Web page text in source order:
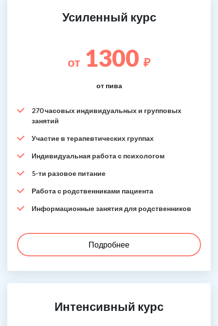
Усиленный курс
от 1300 ₽
от пива
270 часовых индивидуальных и групповых
занятий
Участие в терапевтических группах
Индивидуальная работа с психологом
5-ти разовое питание
Работа с родственниками пациента
Информационные занятия для родственников
Подробнее
Интенсивный курс